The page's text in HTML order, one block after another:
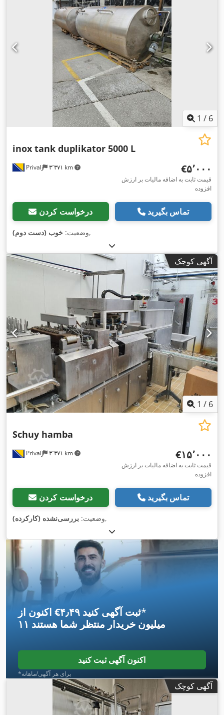
1 / 6
Privalj ۳٬۳۷۱ km
inox tank duplikator 5000 L
‎€۵٬۰۰۰
قیمت ثابت به اضافه مالیات بر ارزش
افزوده
درخواست کردن تماس بگیرید
وضعیت: خوب (دست دوم) ,
آگهی کوچک
1 / 6
Privalj ۳٬۳۷۱ km
Schuy hamba
‎€۱۵٬۰۰۰
قیمت ثابت به اضافه مالیات بر ارزش
افزوده
درخواست کردن تماس بگیرید
وضعیت: بررسی‌نشده (کارکرده) ,
اکنون از ‎€۴٫۴۹ ثبت آگهی کنید*
۱۱ میلیون خریدار منتظر شما هستند
اکنون آگهی ثبت کنید
*برای هر آگهی/ماهانه
آگهی کوچک